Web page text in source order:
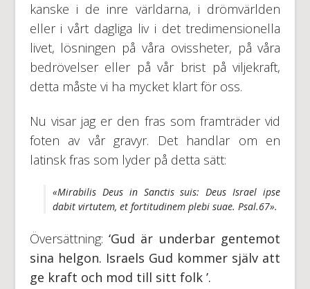
kanske i de inre världarna, i drömvärlden
eller i vårt dagliga liv i det tredimensionella
livet, lösningen på våra ovissheter, på våra
bedrövelser eller på vår brist på viljekraft,
detta måste vi ha mycket klart för oss.
Nu visar jag er den fras som framträder vid
foten av vår gravyr. Det handlar om en
latinsk fras som lyder på detta sätt:
«Mirabilis Deus in Sanctis suis: Deus Israel ipse
dabit virtutem, et fortitudinem plebi suae. Psal.67».
Översättning:‘Gud är underbar gentemot
sina helgon. Israels Gud kommer själv att
ge kraft och mod till sitt folk ’.